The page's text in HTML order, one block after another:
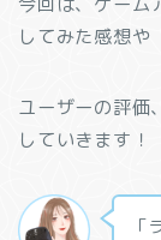
してみた感想や
ユーザーの評価
していきます！
「